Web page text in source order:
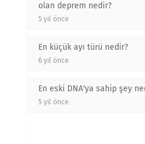
olan deprem nedir?
5 yıl önce
En küçük ayı türü nedir?
6 yıl önce
En eski DNA'ya sahip şey
5 yıl önce